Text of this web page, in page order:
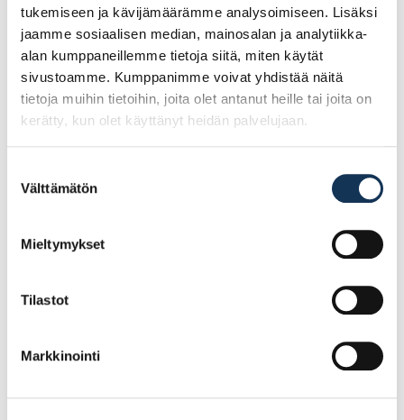
tukemiseen ja kävijämäärämme analysoimiseen. Lisäksi
jaamme sosiaalisen median, mainosalan ja analytiikka-
alan kumppaneillemme tietoja siitä, miten käytät
sivustoamme. Kumppanimme voivat yhdistää näitä
tietoja muihin tietoihin, joita olet antanut heille tai joita on
kerätty, kun olet käyttänyt heidän palvelujaan.
valinta
Välttämätön
Mieltymykset
Tilastot
Markkinointi
Coloria Öljyvaha kirkas
Coloria Öljyvaha valkea
Lisää tilauskoriin